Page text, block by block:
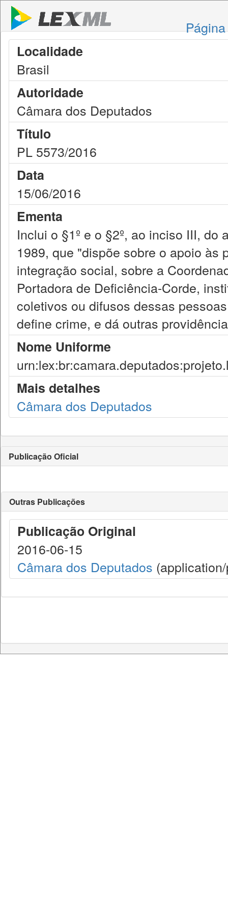
Localidade
Brasil
Autoridade
Câmara dos Deputados
Título
PL 5573/2016
Data
15/06/2016
Ementa
Inclui o §1º e o §2º, ao inciso III,
1989, que "dispõe sobre o apoio
integração social, sobre a
Portadora de Deficiência-Corde,
coletivos ou difusos dessas
define crime, e dá outras
Nome Uniforme
Mais detalhes
Câmara dos Deputados
Publicação Oficial
Outras Publicações
Publicação Original
2016-06-15
Câmara dos Deputados